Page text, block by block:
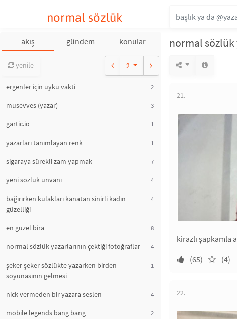
normal sözlük
akış gündem konular
yenile 2
ergenler için uyku vakti 2
musevves (yazar) 3
gartic.io 1
yazarları tanımlayan renk 1
sigaraya sürekli zam yapmak 7
yeni sözlük ünvanı 4
bağırırken kulakları kanatan sinirli kadın
güzelliği
4
en güzel bira 8
normal sözlük yazarlarının çektiği fotoğraflar 4
şeker şeker sözlükte yazarken birden
soyunasının gelmesi
1
nick vermeden bir yazara seslen 4
mobile legends bang bang 2
normal sözlük
21.
kirazlı şapkamla
(65)
(4)
22.